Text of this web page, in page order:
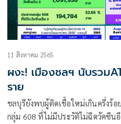
11 สิงหาคม 2565
ผงะ! เมืองชลฯ นับรวม
ราย
ชลบุรียังพบผู้ติดเชื้อใหม่เกินครึ่งร้
กลุ่ม 608 ที่ไม่มีประวัติไม่ฉีดวัคซีน